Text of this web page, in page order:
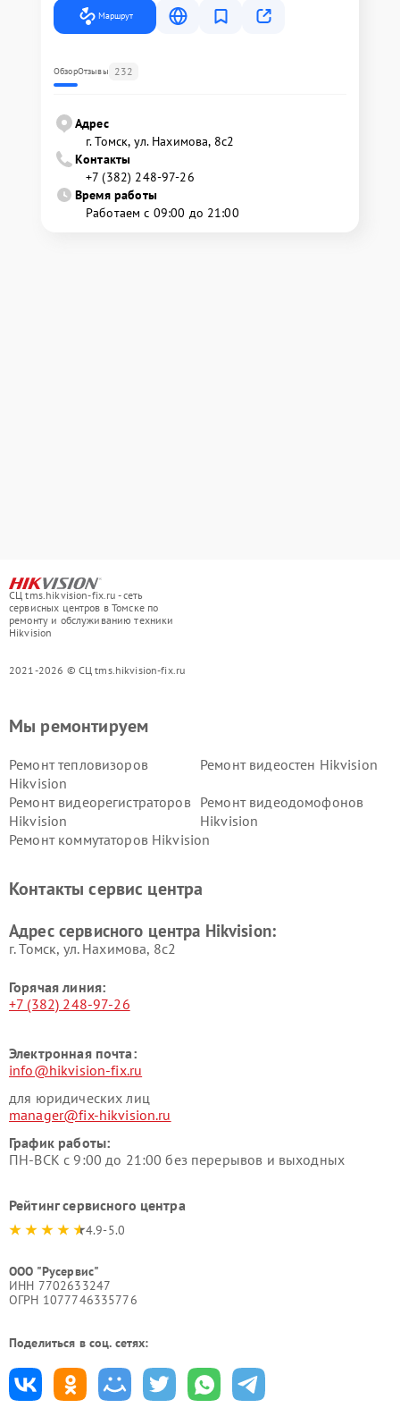
Маршрут
ОбзорОтзывы 232
Адрес
г. Томск, ул. Нахимова, 8с2
Контакты
+7 (382) 248-97-26
Время работы
Работаем с 09:00 до 21:00
СЦ tms.hikvision-fix.ru - сеть
сервисных центров в Томске по
ремонту и обслуживанию техники
Hikvision
2021-2026 © СЦ tms.hikvision-fix.ru
Мы ремонтируем
Ремонт тепловизоров
Hikvision
Ремонт видеостен Hikvision
Ремонт видеорегистраторов
Hikvision
Ремонт видеодомофонов
Hikvision
Ремонт коммутаторов Hikvision
Контакты сервис центра
Адрес сервисного центра Hikvision:
г. Томск, ул. Нахимова, 8с2
Горячая линия:
+7 (382) 248-97-26
Электронная почта:
info@hikvision-fix.ru
для юридических лиц
manager@fix-hikvision.ru
График работы:
ПН-ВСК с 9:00 до 21:00 без перерывов и выходных
Рейтинг сервисного центра
4.9-5.0
ООО "Русервис"
ИНН 7702633247
ОГРН 1077746335776
Поделиться в соц. сетях: